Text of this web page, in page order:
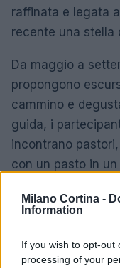
Milano Cortina -
Information
If you wish to opt-out
processing of your
raffinata e legata
recente una stella
Da maggio a
propongono
cammino e
guida, i
incontrano
con un pasto in
formula valorizza
e mette in luce i
Tra la proposta